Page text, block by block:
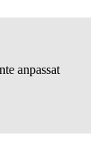
anpassat